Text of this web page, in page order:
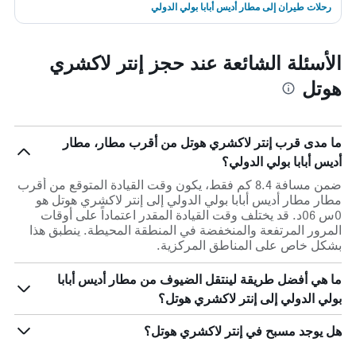
رحلات طيران إلى مطار أديس أبابا بولي الدولي
الأسئلة الشائعة عند حجز إنتر لاكشري
هوتل
ما مدى قرب إنتر لاكشري هوتل من أقرب مطار، مطار
أديس أبابا بولي الدولي؟
ضمن مسافة 8.4 كم فقط، يكون وقت القيادة المتوقع من أقرب
مطار مطار أديس أبابا بولي الدولي إلى إنتر لاكشري هوتل هو
0س 06د. قد يختلف وقت القيادة المقدر اعتماداً على أوقات
المرور المرتفعة والمنخفضة في المنطقة المحيطة. ينطبق هذا
بشكل خاص على المناطق المركزية.
ما هي أفضل طريقة لينتقل الضيوف من مطار أديس أبابا
بولي الدولي إلى إنتر لاكشري هوتل؟
هل يوجد مسبح في إنتر لاكشري هوتل؟